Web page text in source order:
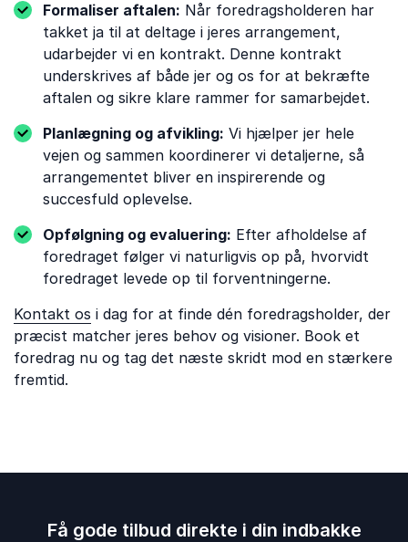
Formaliser aftalen: Når foredragsholderen har
takket ja til at deltage i jeres arrangement,
udarbejder vi en kontrakt. Denne kontrakt
underskrives af både jer og os for at bekræfte
aftalen og sikre klare rammer for samarbejdet.
Planlægning og afvikling: Vi hjælper jer hele
vejen og sammen koordinerer vi detaljerne, så
arrangementet bliver en inspirerende og
succesfuld oplevelse.
Opfølgning og evaluering: Efter afholdelse af
foredraget følger vi naturligvis op på, hvorvidt
foredraget levede op til forventningerne.
Kontakt os i dag for at finde dén foredragsholder, der
præcist matcher jeres behov og visioner. Book et
foredrag nu og tag det næste skridt mod en stærkere
fremtid.
Få gode tilbud direkte i din indbakke